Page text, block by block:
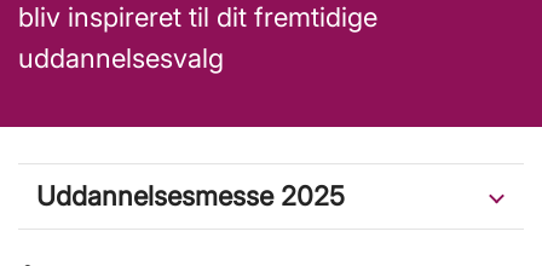
bliv inspireret til dit fremtidige
uddannelsesvalg
Uddannelsesmesse 2025